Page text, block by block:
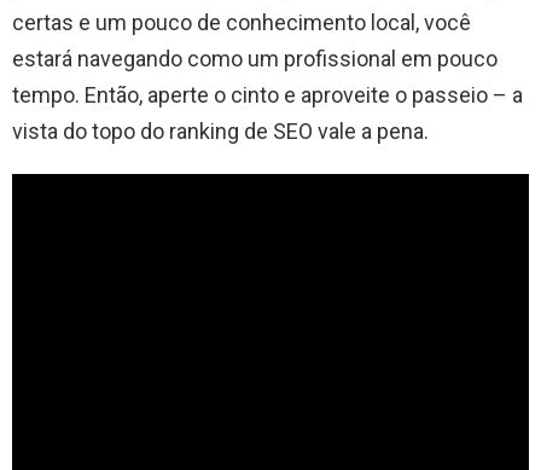
certas e um pouco de conhecimento local, você
estará navegando como um profissional em pouco
tempo. Então, aperte o cinto e aproveite o passeio – a
vista do topo do ranking de SEO vale a pena.